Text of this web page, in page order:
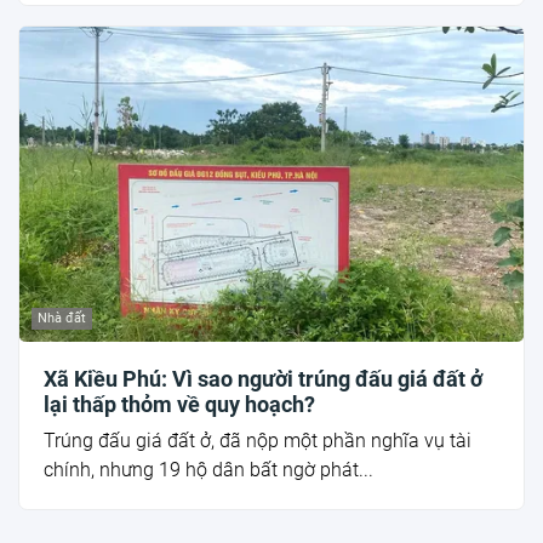
Nhà đất
Xã Kiều Phú: Vì sao người trúng đấu giá đất ở
lại thấp thỏm về quy hoạch?
Trúng đấu giá đất ở, đã nộp một phần nghĩa vụ tài
chính, nhưng 19 hộ dân bất ngờ phát...